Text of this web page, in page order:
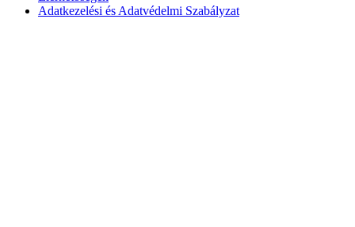
Adatkezelési és Adatvédelmi Szabályzat